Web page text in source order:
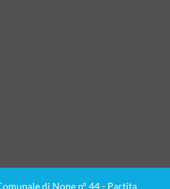
di None n° 44 - Partita